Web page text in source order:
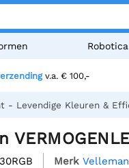
Robotica
v.a. € 100,-
- Levendige Kleuren &
Merk Velleman